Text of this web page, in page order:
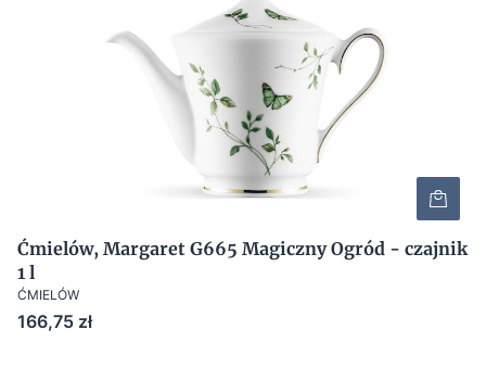
Ćmielów, Margaret G665 Magiczny Ogród - czajnik
1 l
ĆMIELÓW
Cena
166,75 zł